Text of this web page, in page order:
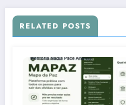
RELATED POSTS